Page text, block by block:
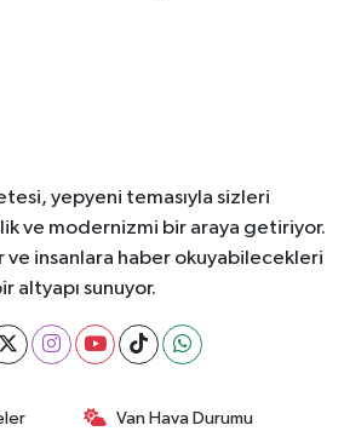
yepyeni temasıyla sizleri
ve modernizmi bir araya getiriyor.
ve insanlara haber okuyabilecekleri
altyapı sunuyor.
Van Hava Durumu